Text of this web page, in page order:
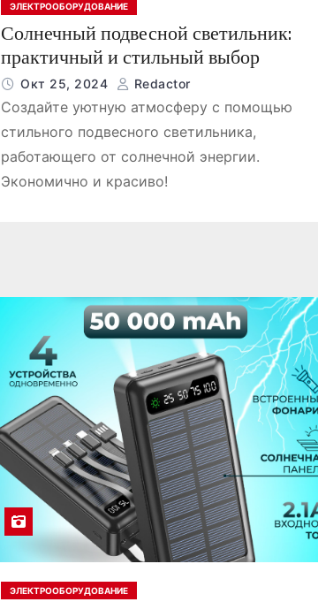
ЭЛЕКТРООБОРУДОВАНИЕ
Солнечный подвесной светильник:
практичный и стильный выбор
Окт 25, 2024 Redactor
Создайте уютную атмосферу с помощью
стильного подвесного светильника,
работающего от солнечной энергии.
Экономично и красиво!
ЭЛЕКТРООБОРУДОВАНИЕ